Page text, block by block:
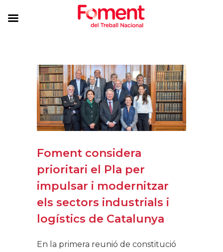
Foment considera
prioritari el Pla per
impulsar i modernitzar
els sectors industrials i
logístics de Catalunya
En la primera reunió de constitució